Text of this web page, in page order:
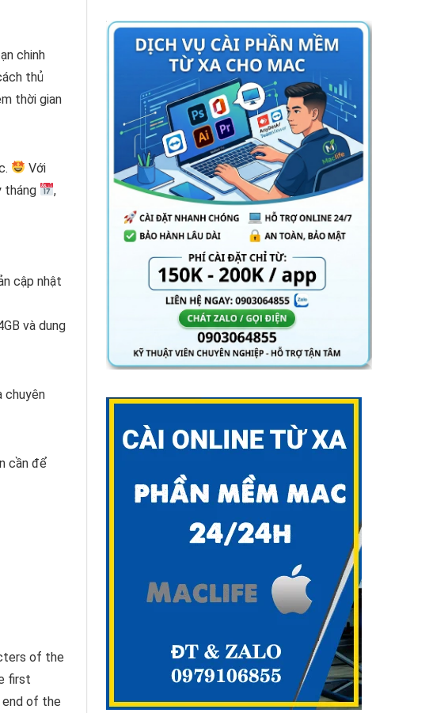
chinh
thủ
thời gian
Với
tháng
,
cập nhật
và dung
chuyên
cần để
of the
first
of the